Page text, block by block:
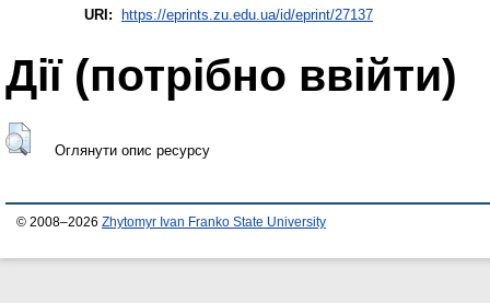
URI:
https://eprints.zu.edu.ua/id/eprint/27137
Дії ​​(потрібно ввійти)
Оглянути опис ресурсу
© 2008–2026 Zhytomyr Ivan Franko State University